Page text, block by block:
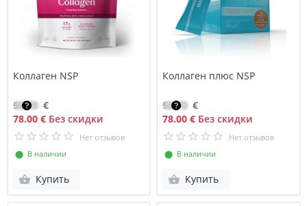
Коллаген NSP
55.70 €
78.00 €Без скидки
Нет отзывов
⬤ В наличии
Купить
Коллаген плюс NSP
55.70 €
78.00 € Без скидки
Нет отзывов
⬤ В наличии
Купить